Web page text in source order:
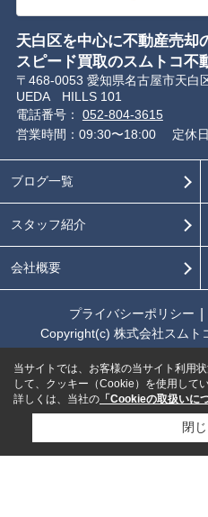
天白区を中心に不動産売却
スピード買取のスムトコ不
〒468-0053 愛知県名古屋市天
UEDA HILLS 101
電話番号： 052-804-3615
営業時間：09:30〜18:00
定休
ブログ一覧
スタッフ紹介
会社概要
プライバシーポリシー
Copyright(c) 株式会社スムト
当サイトでは、お客様の当サイト利用
して、クッキー（Cookie）を使用してい
詳しくは、当社の 「Cookieの取扱いに
閉